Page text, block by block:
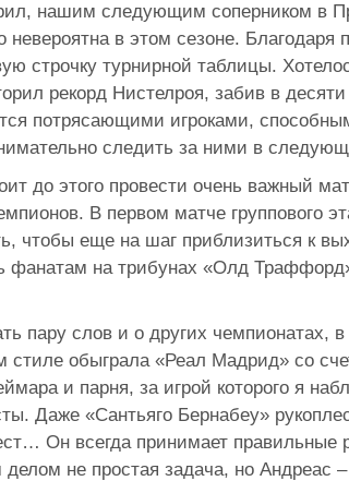
нашим следующим соперником в
невероятна в этом сезоне.
строчку турнирной таблицы.
рекорд Нистелроя, забив в
потрясающими игроками,
следить за ними в
до этого провести очень важный
В первом матче группового
чтобы еще на шаг приблизиться к
фанатам на трибунах «Олд
пару слов и о других чемпионатах,
стиле обыграла «Реал Мадрид» со
и парня, за игрой которого я
Даже «Сантьяго Бернабеу»
Он всегда принимает правильные
делом не простая задача, но Андреас